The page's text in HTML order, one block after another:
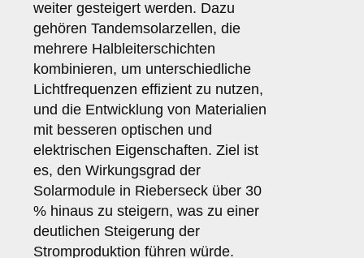
weiter gesteigert werden. Dazu
gehören Tandemsolarzellen, die
mehrere Halbleiterschichten
kombinieren, um unterschiedliche
Lichtfrequenzen effizient zu nutzen,
und die Entwicklung von Materialien
mit besseren optischen und
elektrischen Eigenschaften. Ziel ist
es, den Wirkungsgrad der
Solarmodule in Rieberseck über 30
% hinaus zu steigern, was zu einer
deutlichen Steigerung der
Stromproduktion führen würde.